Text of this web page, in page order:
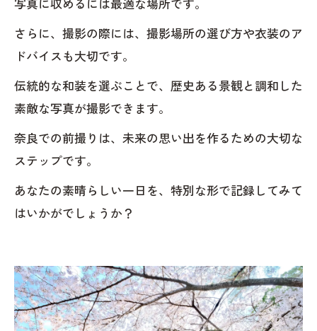
さらに、撮影の際には、撮影場所の選び方や衣装のア
ドバイスも大切です。
伝統的な和装を選ぶことで、歴史ある景観と調和した
素敵な写真が撮影できます。
奈良での前撮りは、未来の思い出を作るための大切な
ステップです。
あなたの素晴らしい一日を、特別な形で記録してみて
はいかがでしょうか？